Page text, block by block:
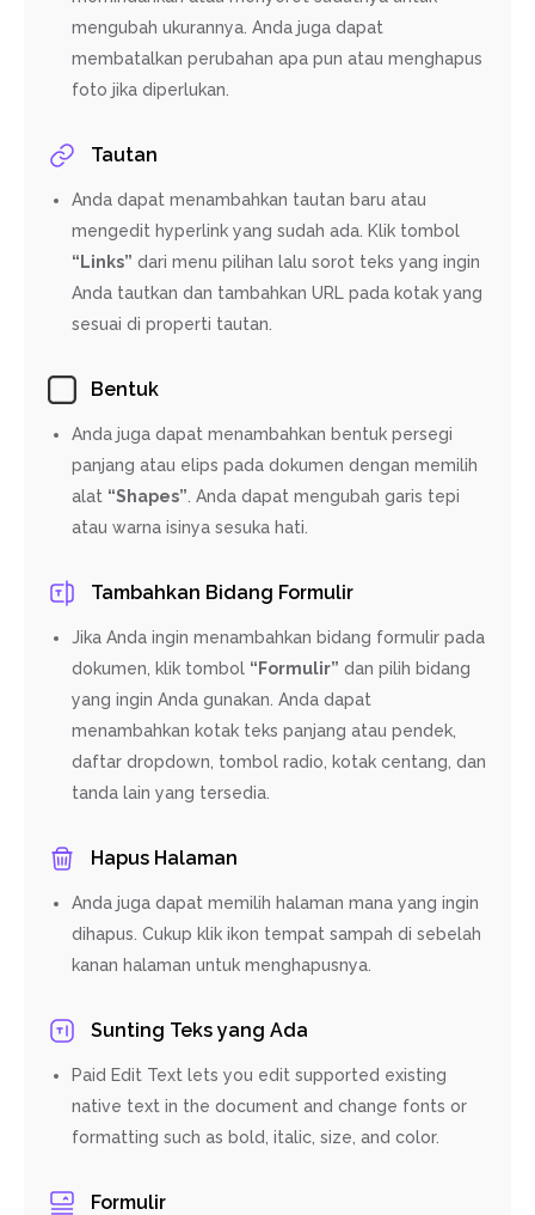
mengubah ukurannya. Anda juga dapat
membatalkan perubahan apa pun atau menghapus
foto jika diperlukan.
Tautan
Anda dapat menambahkan tautan baru atau
mengedit hyperlink yang sudah ada. Klik tombol
“Links” dari menu pilihan lalu sorot teks yang ingin
Anda tautkan dan tambahkan URL pada kotak yang
sesuai di properti tautan.
Bentuk
Anda juga dapat menambahkan bentuk persegi
panjang atau elips pada dokumen dengan memilih
alat “Shapes” . Anda dapat mengubah garis tepi
atau warna isinya sesuka hati.
Tambahkan Bidang Formulir
Jika Anda ingin menambahkan bidang formulir pada
dokumen, klik tombol “Formulir” dan pilih bidang
yang ingin Anda gunakan. Anda dapat
menambahkan kotak teks panjang atau pendek,
daftar dropdown, tombol radio, kotak centang, dan
tanda lain yang tersedia.
Hapus Halaman
Anda juga dapat memilih halaman mana yang ingin
dihapus. Cukup klik ikon tempat sampah di sebelah
kanan halaman untuk menghapusnya.
Sunting Teks yang Ada
Paid Edit Text lets you edit supported existing
native text in the document and change fonts or
formatting such as bold, italic, size, and color.
Formulir